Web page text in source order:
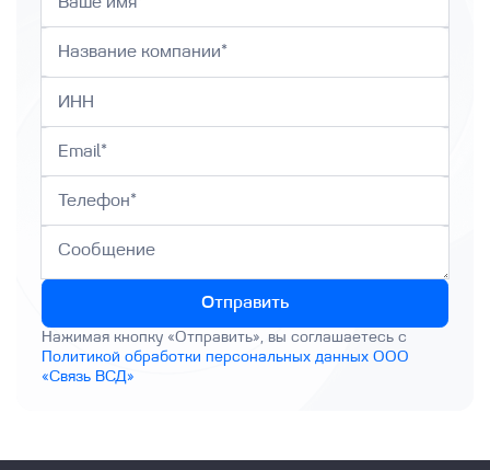
Отправить
Нажимая кнопку «Отправить», вы соглашаетесь с
Политикой обработки персональных данных ООО
«Связь ВСД»